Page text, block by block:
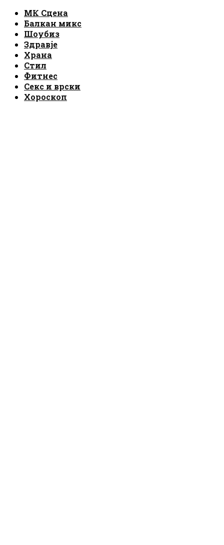
МК Сцена
Балкан микс
Шоубиз
Здравје
Храна
Стил
Фитнес
Секс и врски
Хороскоп